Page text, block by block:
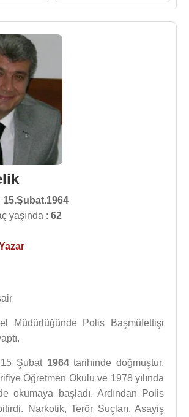
15.Şubat.1964
yaşında : 62
Müdürlüğünde Polis Başmüfettişi
Şubat 1964tarihinde doğmuştur.
Öğretmen Okulu ve 1978 yılında
okumaya başladı. Ardından Polis
Narkotik, Terör Suçları, Asayiş